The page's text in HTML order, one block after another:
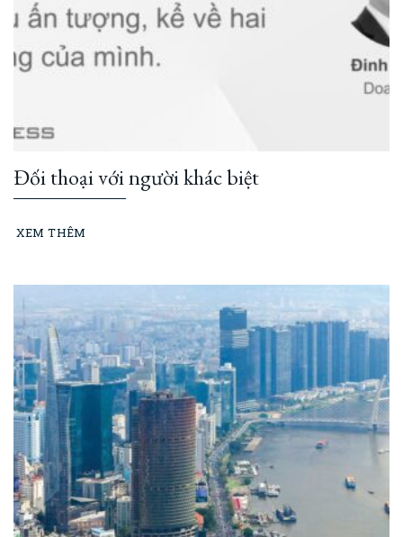
Đối thoại với người khác biệt
XEM THÊM